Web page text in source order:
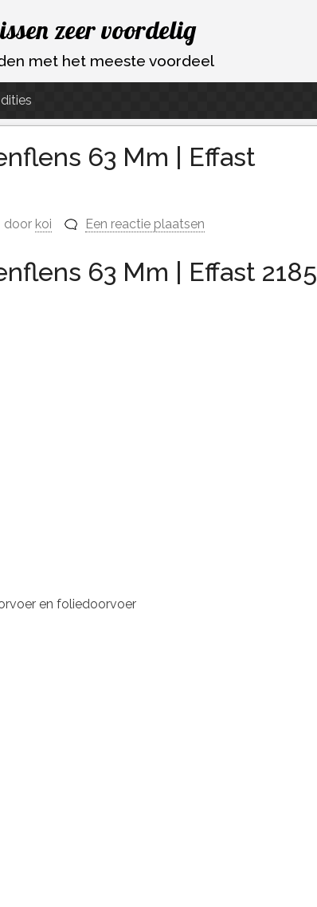
zeer voordelig
met het meeste voordeel
63 Mm | Effast
door koi Een reactie plaatsen
63 Mm | Effast 2185
en foliedoorvoer